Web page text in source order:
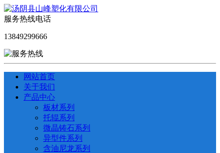
服务热线电话
13849299666
网站首页
关于我们
产品中心
板材系列
托辊系列
微晶铸石系列
异型件系列
含油尼龙系列